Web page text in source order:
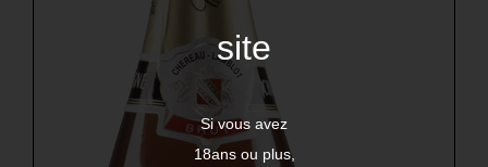
site
Si vous avez
18ans ou plus,